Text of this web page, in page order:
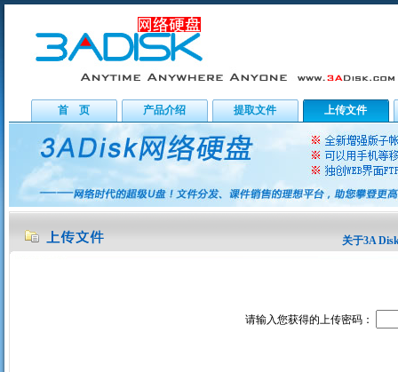
首 页 产品介绍 提取文件 上传文件
关于3A
请输入您获得的上传密码：